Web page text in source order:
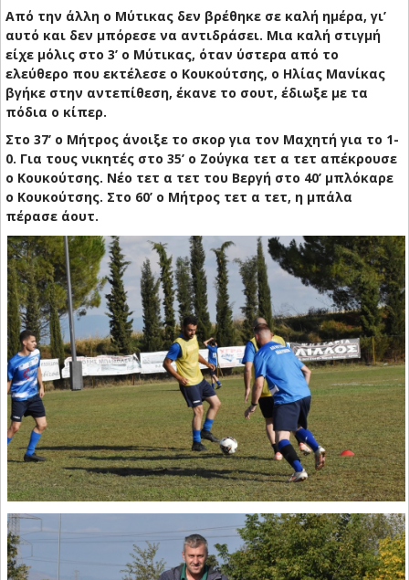
Από την άλλη ο Μύτικας δεν βρέθηκε σε καλή ημέρα, γι’
αυτό και δεν μπόρεσε να αντιδράσει. Μια καλή στιγμή
είχε μόλις στο 3’ ο Μύτικας, όταν ύστερα από το
ελεύθερο που εκτέλεσε ο Κουκούτσης, ο Ηλίας Μανίκας
βγήκε στην αντεπίθεση, έκανε το σουτ, έδιωξε με τα
πόδια ο κίπερ.
Στο 37’ ο Μήτρος άνοιξε το σκορ για τον Μαχητή για το 1-
0. Για τους νικητές στο 35’ ο Ζούγκα τετ α τετ απέκρουσε
ο Κουκούτσης. Νέο τετ α τετ του Βεργή στο 40’ μπλόκαρε
ο Κουκούτσης. Στο 60’ ο Μήτρος τετ α τετ, η μπάλα
πέρασε άουτ.